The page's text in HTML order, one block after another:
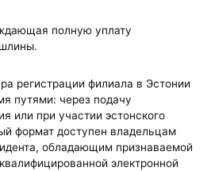
полную уплату
регистрации филиала в Эстонии
путями: через подачу
или при участии эстонского
формат доступен владельцам
обладающим признаваемой
электронной